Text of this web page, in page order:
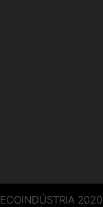
ECOINDÚSTRIA